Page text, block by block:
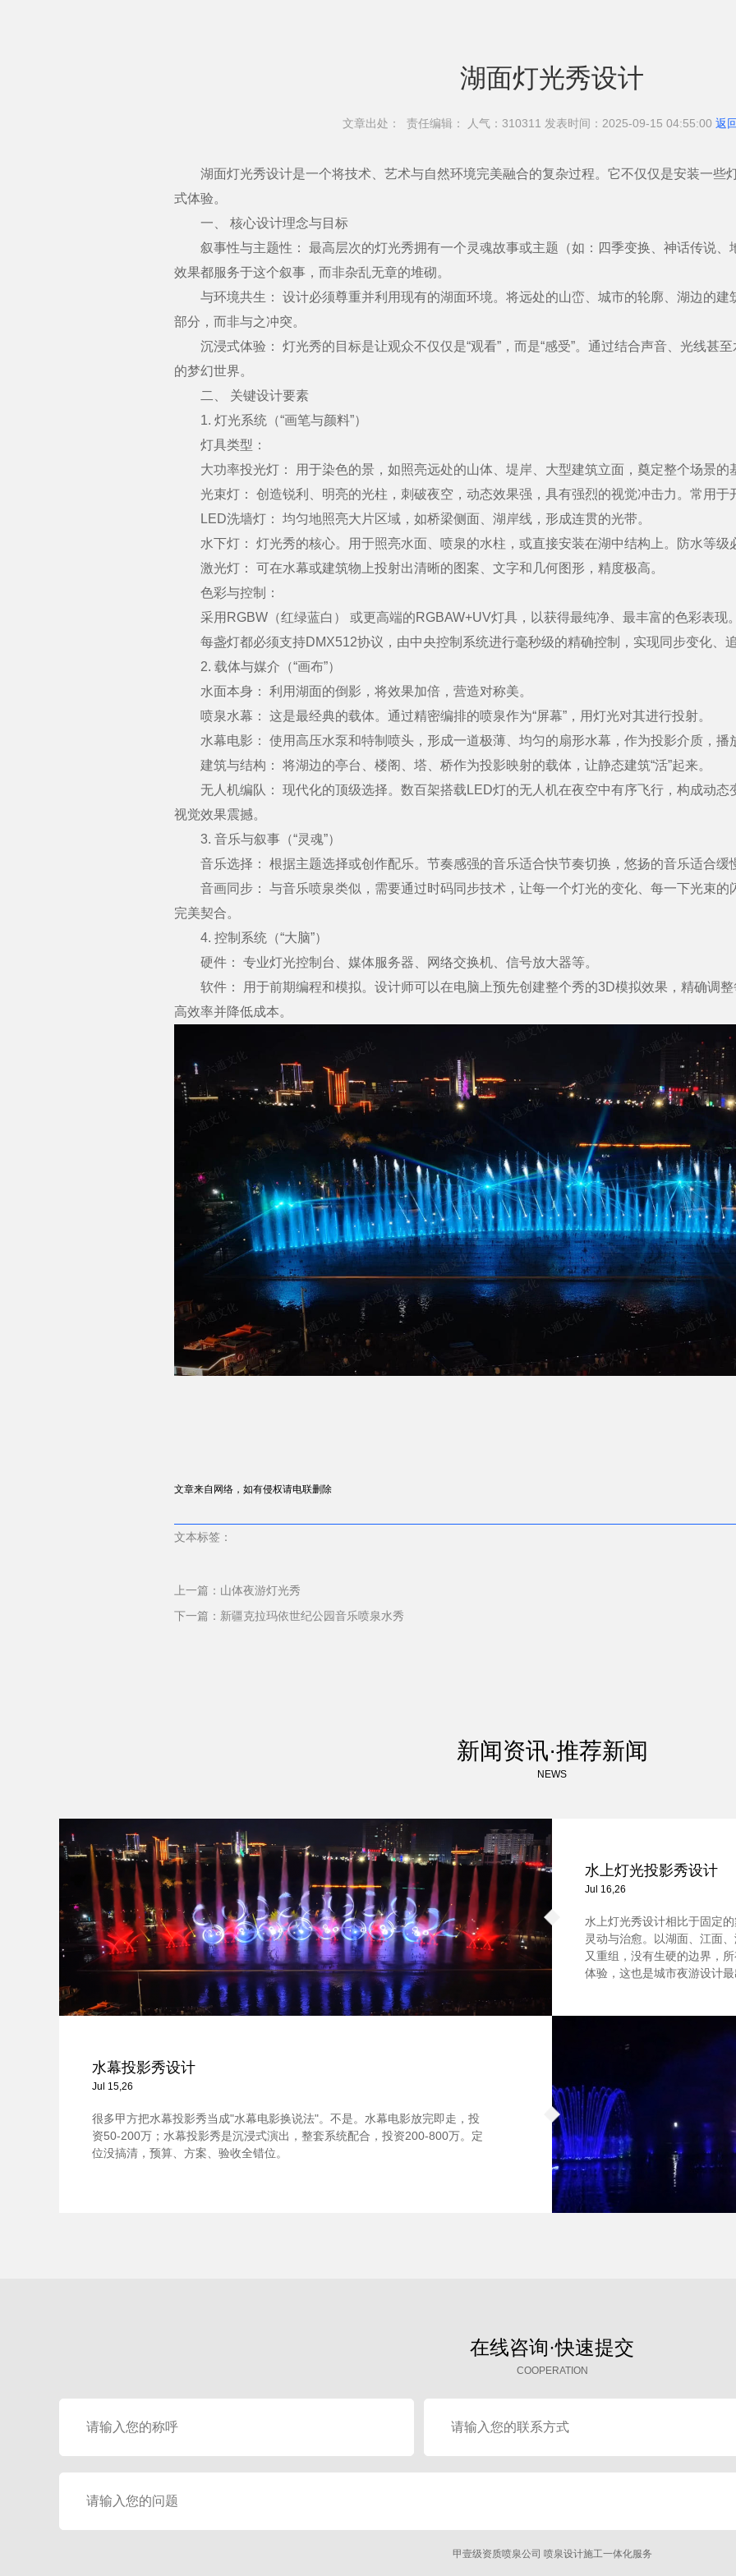
湖面灯光秀设计
文章出处： 责任编辑： 人气：310311 发表时间：2025-09-15 04:55:00 返
湖面灯光秀设计是一个将技术、艺术与自然环境完美融合的复杂过程。它不仅仅是安装一些
式体验。
一、 核心设计理念与目标
叙事性与主题性： 最高层次的灯光秀拥有一个灵魂故事或主题（如：四季变换、神话传说、
效果都服务于这个叙事，而非杂乱无章的堆砌。
与环境共生： 设计必须尊重并利用现有的湖面环境。将远处的山峦、城市的轮廓、湖边的建
部分，而非与之冲突。
沉浸式体验： 灯光秀的目标是让观众不仅仅是“观看”，而是“感受”。通过结合声音、光线甚
的梦幻世界。
二、 关键设计要素
1. 灯光系统（“画笔与颜料”）
灯具类型：
大功率投光灯： 用于染色的景，如照亮远处的山体、堤岸、大型建筑立面，奠定整个场景的
光束灯： 创造锐利、明亮的光柱，刺破夜空，动态效果强，具有强烈的视觉冲击力。常用于
LED洗墙灯： 均匀地照亮大片区域，如桥梁侧面、湖岸线，形成连贯的光带。
水下灯： 灯光秀的核心。用于照亮水面、喷泉的水柱，或直接安装在湖中结构上。防水等级
激光灯： 可在水幕或建筑物上投射出清晰的图案、文字和几何图形，精度极高。
色彩与控制：
采用RGBW（红绿蓝白） 或更高端的RGBAW+UV灯具，以获得最纯净、最丰富的色彩表现
每盏灯都必须支持DMX512协议，由中央控制系统进行毫秒级的精确控制，实现同步变化、
2. 载体与媒介（“画布”）
水面本身： 利用湖面的倒影，将效果加倍，营造对称美。
喷泉水幕： 这是最经典的载体。通过精密编排的喷泉作为“屏幕”，用灯光对其进行投射。
水幕电影： 使用高压水泵和特制喷头，形成一道极薄、均匀的扇形水幕，作为投影介质，播
建筑与结构： 将湖边的亭台、楼阁、塔、桥作为投影映射的载体，让静态建筑“活”起来。
无人机编队： 现代化的顶级选择。数百架搭载LED灯的无人机在夜空中有序飞行，构成动态
视觉效果震撼。
3. 音乐与叙事（“灵魂”）
音乐选择： 根据主题选择或创作配乐。节奏感强的音乐适合快节奏切换，悠扬的音乐适合缓
音画同步： 与音乐喷泉类似，需要通过时码同步技术，让每一个灯光的变化、每一下光束的
完美契合。
4. 控制系统（“大脑”）
硬件： 专业灯光控制台、媒体服务器、网络交换机、信号放大器等。
软件： 用于前期编程和模拟。设计师可以在电脑上预先创建整个秀的3D模拟效果，精确调整
高效率并降低成本。
文章来自网络，如有侵权请电联删除
文本标签：
上一篇： 山体夜游灯光秀
下一篇： 新疆克拉玛依世纪公园音乐喷泉水秀
新闻资讯·推荐新闻
NEWS
水上灯光投影秀设计
Jul 16,26
水上灯光秀设计相比于固定
灵动与治愈。以湖面、江面
又重组，没有生硬的边界，
体验，这也是城市夜游设计
水幕投影秀设计
Jul 15,26
很多甲方把水幕投影秀当成"水幕电影换说法"。不是。水幕电影放完即走，投
资50-200万；水幕投影秀是沉浸式演出，整套系统配合，投资200-800万。定
位没搞清，预算、方案、验收全错位。
在线咨询·快速提交
COOPERATION
甲壹级资质喷泉公司 喷泉设计施工一体化服务